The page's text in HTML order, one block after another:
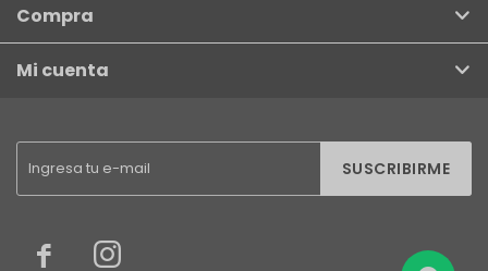
SUSCRIBIRME
 
Compra
Mi cuenta